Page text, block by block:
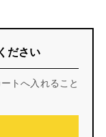
ださい
トへ入れること